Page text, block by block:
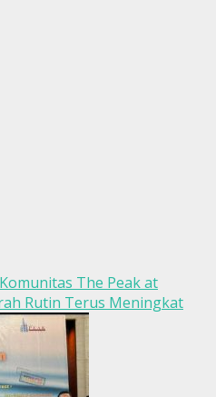
The Peak at
Rutin Terus Meningkat